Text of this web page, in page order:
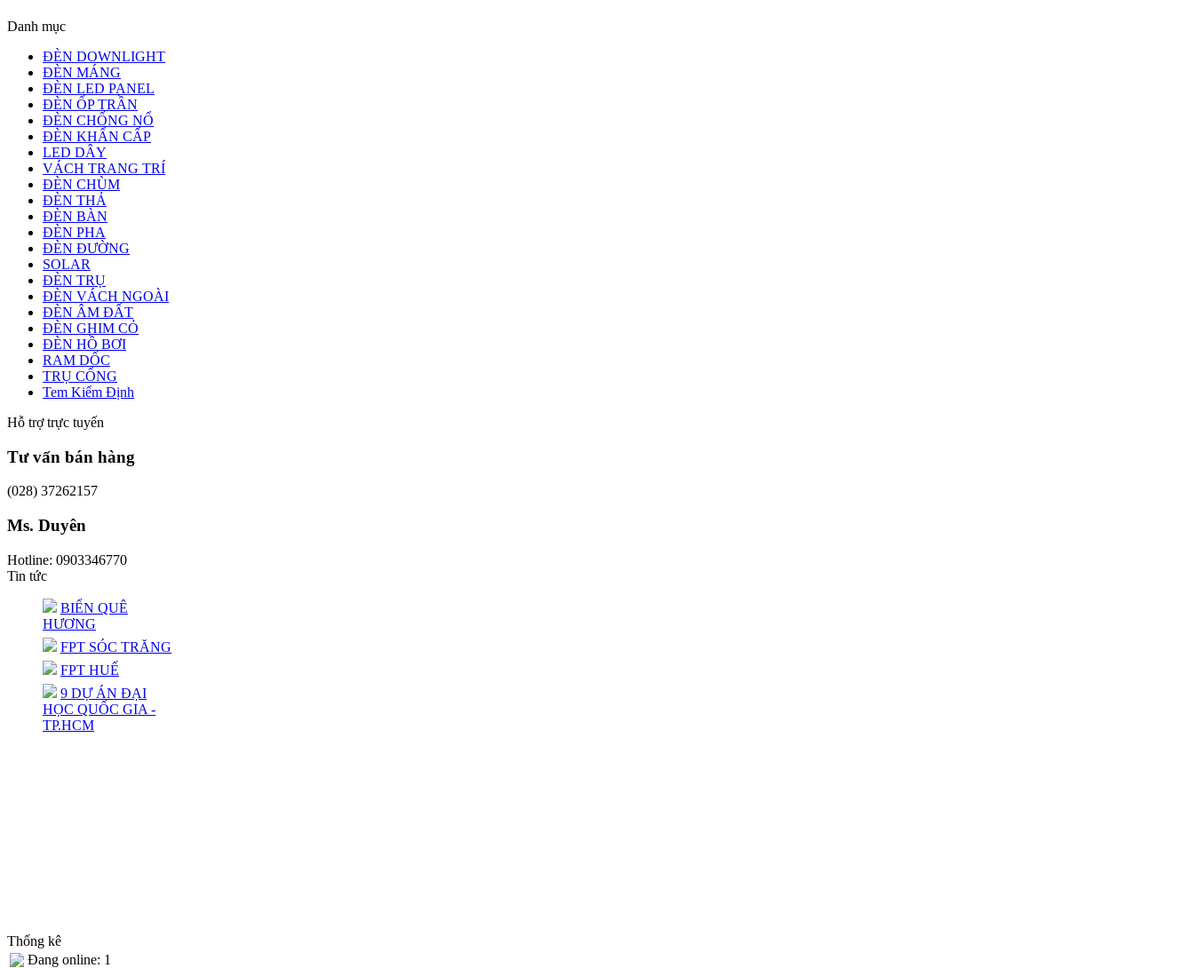
Danh mục
ĐÈN DOWNLIGHT
ĐÈN MÁNG
ĐÈN LED PANEL
ĐÈN ỐP TRẦN
ĐÈN CHỐNG NỔ
ĐÈN KHẨN CẤP
LED DÂY
VÁCH TRANG TRÍ
ĐÈN CHÙM
ĐÈN THẢ
ĐÈN BÀN
ĐÈN PHA
ĐÈN ĐƯỜNG
SOLAR
ĐÈN TRỤ
ĐÈN VÁCH NGOÀI
ĐÈN ÂM ĐẤT
ĐÈN GHIM CỎ
ĐÈN HỒ BƠI
RAM DỐC
TRỤ CỔNG
Tem Kiểm Định
Hỗ trợ trực tuyến
Tư vấn bán hàng
(028) 37262157
Ms. Duyên
Hotline: 0903346770
Tin tức
BIỂN QUÊ
HƯƠNG
FPT SÓC TRĂNG
FPT HUẾ
9 DỰ ÁN ĐẠI
HỌC QUỐC GIA -
TP.HCM
Thống kê
Đang online: 1